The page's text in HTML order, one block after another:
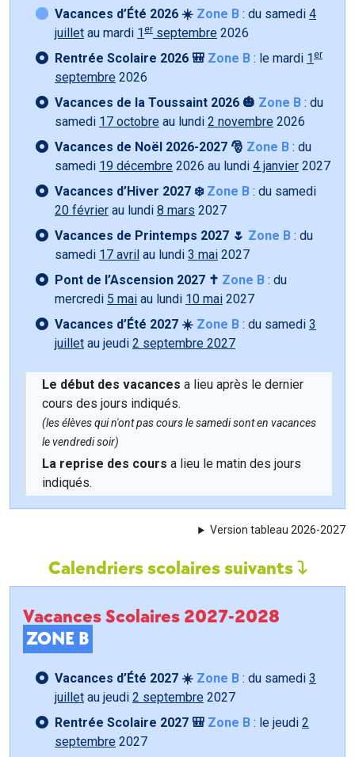
Vacances d’Été 2026 ☀️ Zone B : du samedi 4
juillet au mardi 1 er septembre 2026
Rentrée Scolaire 2026 🎒 Zone B : le mardi 1 er
septembre 2026
Vacances de la Toussaint 2026 🎃 Zone B : du
samedi 17 octobre au lundi 2 novembre 2026
Vacances de Noël 2026-2027 🎅 Zone B : du
samedi 19 décembre 2026 au lundi 4 janvier 2027
Vacances d’Hiver 2027 ❄️ Zone B : du samedi
20 février au lundi 8 mars 2027
Vacances de Printemps 2027 🌷 Zone B : du
samedi 17 avril au lundi 3 mai 2027
Pont de l’Ascension 2027 ✝️ Zone B : du
mercredi 5 mai au lundi 10 mai 2027
Vacances d’Été 2027 ☀️ Zone B : du samedi 3
juillet au jeudi 2 septembre 2027
Le début des vacances a lieu après le dernier
cours des jours indiqués.
(les élèves qui n'ont pas cours le samedi sont en vacances
le vendredi soir)
La reprise des cours a lieu le matin des jours
indiqués.
Version tableau 2026-2027
Calendriers scolaires suivants
Vacances Scolaires 2027-2028
ZONE B
Vacances d’Été 2027 ☀️ Zone B : du samedi 3
juillet au jeudi 2 septembre 2027
Rentrée Scolaire 2027 🎒 Zone B : le jeudi 2
septembre 2027